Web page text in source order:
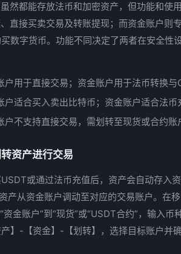
然都能存放法币和加密资产，但功能和使
直接买卖交易及转账提现；而资金账户则
数字货币。功能不同决定了两者在安全性
户用于直接交易；资金账户用于法币转换与
户适合买入卖出比特币；资金账户适合法币
户不支持直接交易，需划转至现货或合约账
资产进行交易
或通过法币充值后，资产会自动存入
产从资金账户调动至对应的交易账户。在
金账户”到“现货”或“USDT合约”，输入
产】-【资金】-【划转】，选择目标账户并